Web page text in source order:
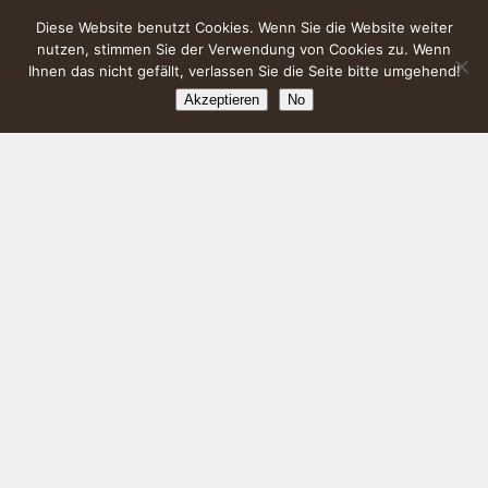
Diese Website benutzt Cookies. Wenn Sie die Website weiter
nutzen, stimmen Sie der Verwendung von Cookies zu. Wenn
Ihnen das nicht gefällt, verlassen Sie die Seite bitte umgehend!
Akzeptieren No